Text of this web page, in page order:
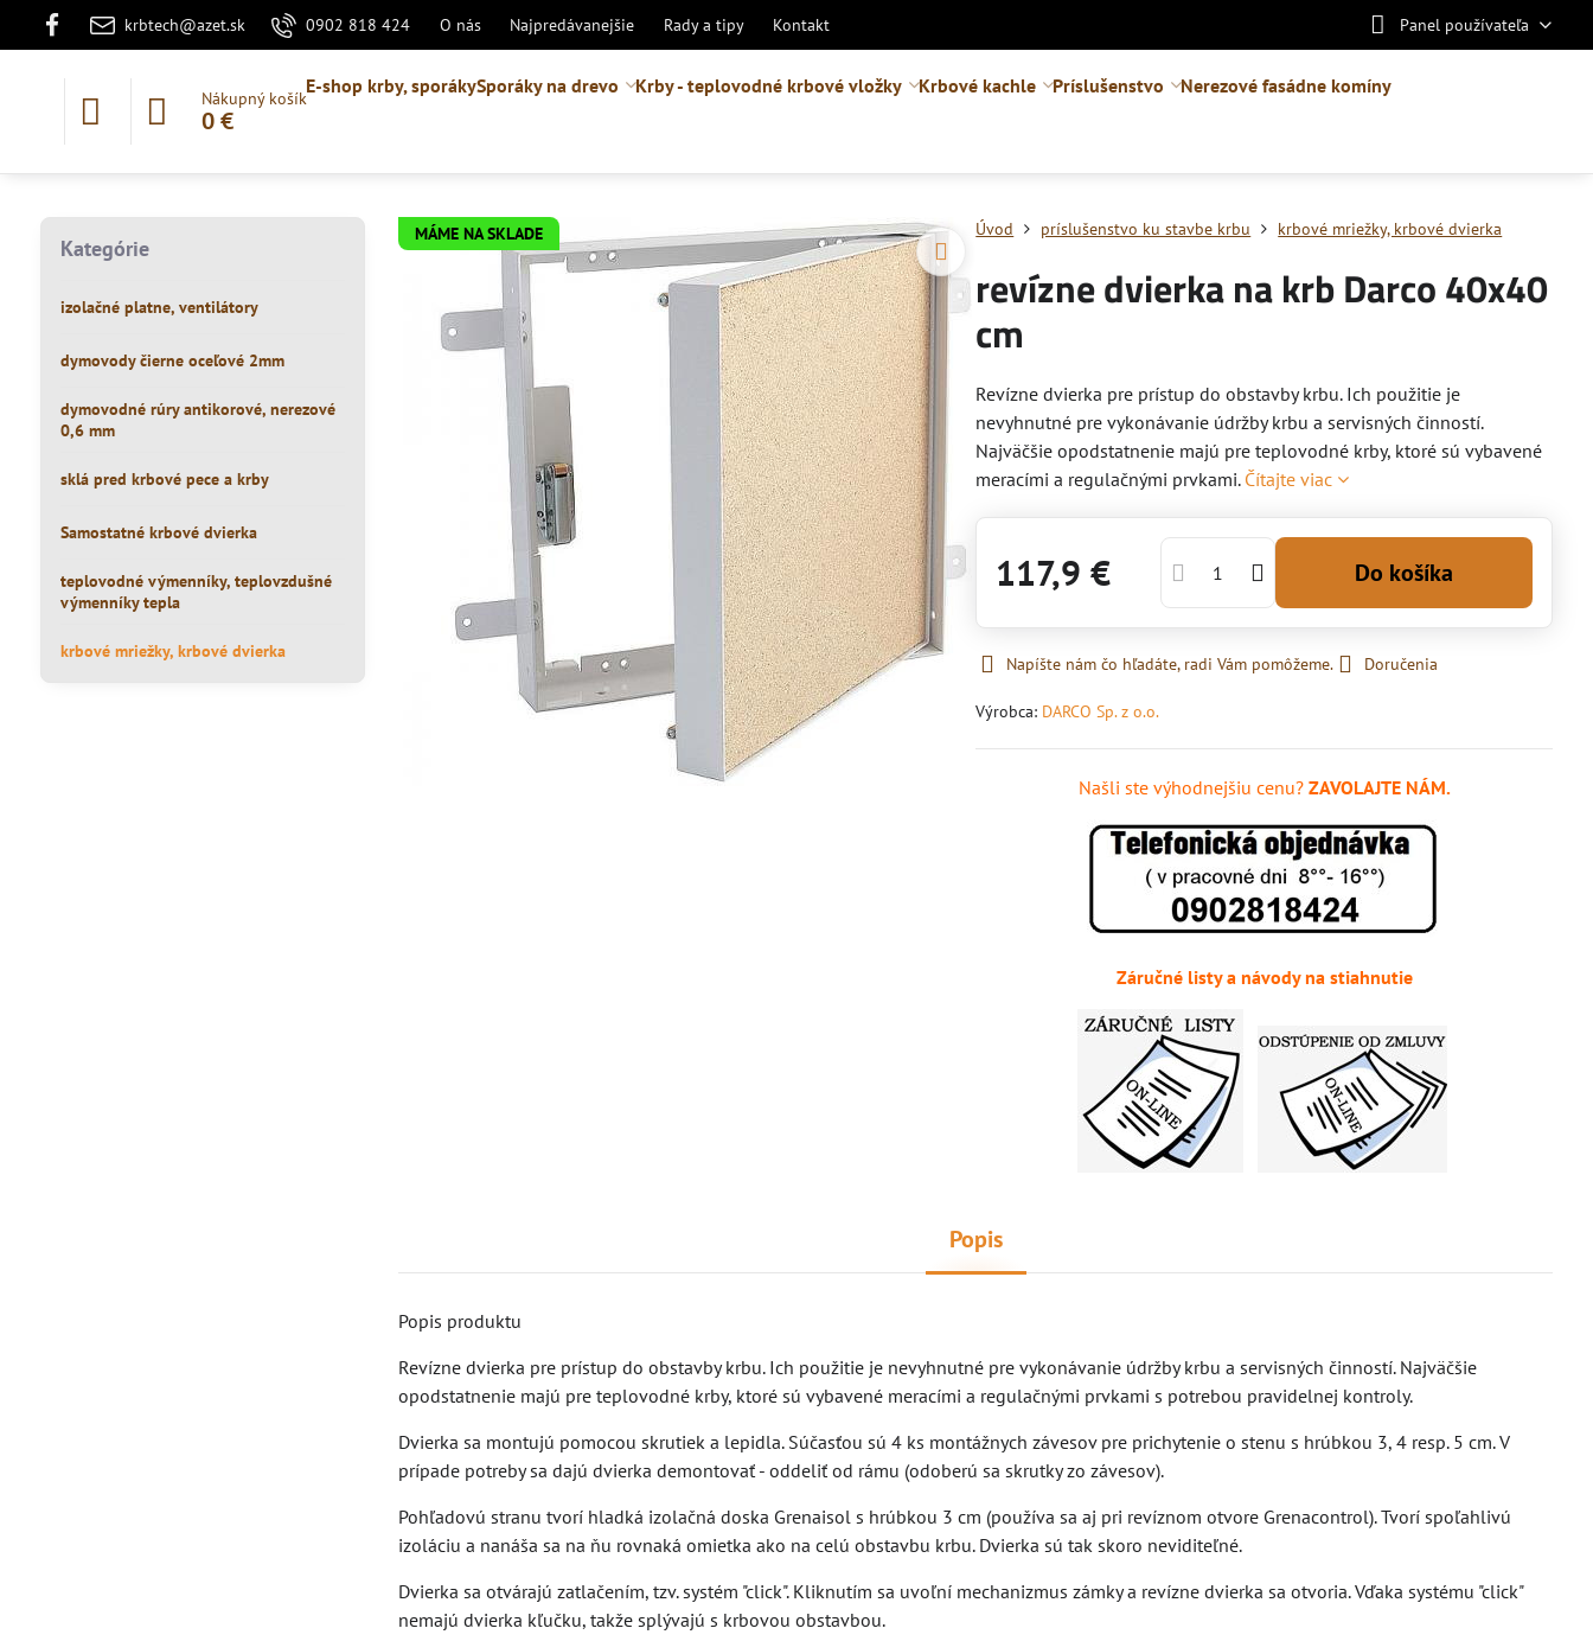
krbtech@azet.sk 0902 818 424 O nás Najpredávanejšie Rady a tipy Kontakt Panel používateľa
Nákupný košík
0 €
E-shop krby, sporákySporáky na drevo Krby - teplovodné krbové vložky Krbové kachle Príslušenstvo Nerezové fasádne komíny
MÁME NA SKLADE Úvod príslušenstvo ku stavbe krbu krbové mriežky, krbové dvierka
revízne dvierka na krb Darco 40x40
cm
Revízne dvierka pre prístup do obstavby krbu. Ich použitie je
nevyhnutné pre vykonávanie údržby krbu a servisných činností.
Najväčšie opodstatnenie majú pre teplovodné krby, ktoré sú vybavené
meracími a regulačnými prvkami. Čítajte viac
117,9 € Do košíka
Napíšte nám čo hľadáte, radi Vám pomôžeme. Doručenia
Výrobca: DARCO Sp. z o.o.
Našli ste výhodnejšiu cenu?ZAVOLAJTE NÁM.
Záručné listy a návody na stiahnutie
Popis
Popis produktu
Revízne dvierka pre prístup do obstavby krbu. Ich použitie je nevyhnutné pre vykonávanie údržby krbu a servisných činností. Najväčšie
opodstatnenie majú pre teplovodné krby, ktoré sú vybavené meracími a regulačnými prvkami s potrebou pravidelnej kontroly.
Dvierka sa montujú pomocou skrutiek a lepidla. Súčasťou sú 4 ks montážnych závesov pre prichytenie o stenu s hrúbkou 3, 4 resp. 5 cm. V
prípade potreby sa dajú dvierka demontovať - oddeliť od rámu (odoberú sa skrutky zo závesov).
Pohľadovú stranu tvorí hladká izolačná doska Grenaisol s hrúbkou 3 cm (používa sa aj pri revíznom otvore Grenacontrol). Tvorí spoľahlivú
izoláciu a nanáša sa na ňu rovnaká omietka ako na celú obstavbu krbu. Dvierka sú tak skoro neviditeľné.
Dvierka sa otvárajú zatlačením, tzv. systém "click". Kliknutím sa uvoľní mechanizmus zámky a revízne dvierka sa otvoria. Vďaka systému "click"
nemajú dvierka kľučku, takže splývajú s krbovou obstavbou.
Kategórie
izolačné platne, ventilátory
dymovody čierne oceľové 2mm
dymovodné rúry antikorové, nerezové
0,6 mm
sklá pred krbové pece a krby
Samostatné krbové dvierka
teplovodné výmenníky, teplovzdušné
výmenníky tepla
krbové mriežky, krbové dvierka